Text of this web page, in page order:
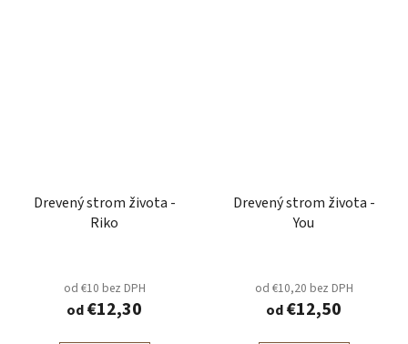
Drevený strom života -
Riko
od €10 bez DPH
od€12,30
Drevený strom života -
You
od €10,20 bez DPH
od€12,50